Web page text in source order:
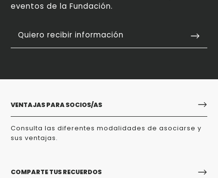
eventos de la Fundación.
Quiero recibir información
VENTAJAS PARA SOCIOS/AS
Consulta las diferentes modalidades de asociarse y
sus ventajas.
COMPARTE TUS RECUERDOS